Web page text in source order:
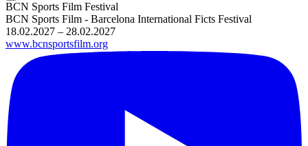
BCN Sports Film Festival
BCN Sports Film - Barcelona International Ficts Festival
18.02.2027 – 28.02.2027
www.bcnsportsfilm.org